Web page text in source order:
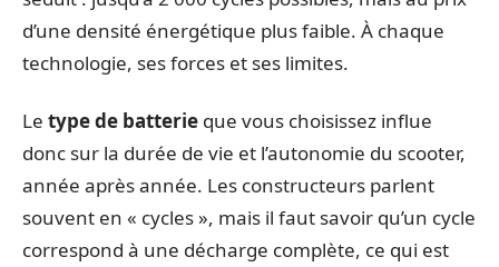
d’une densité énergétique plus faible. À chaque
technologie, ses forces et ses limites.
Le type de batterie que vous choisissez influe
donc sur la durée de vie et l’autonomie du scooter,
année après année. Les constructeurs parlent
souvent en « cycles », mais il faut savoir qu’un cycle
correspond à une décharge complète, ce qui est